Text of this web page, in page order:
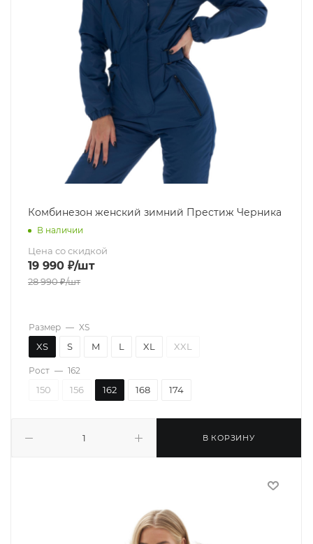
Комбинезон женский зимний Престиж Черника
В наличии
Цена со скидкой
19 990 ₽/шт
28 990₽/шт
В КОРЗИНУ
Размер — XS
XS S M L XL XXL
Рост — 162
150 156 162 168 174